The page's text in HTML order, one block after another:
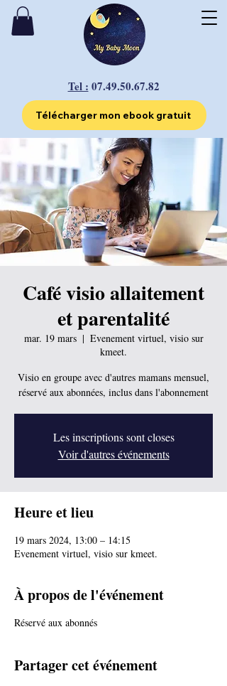
Tel : 07.49.50.67.82
Télécharger mon ebook gratuit
Café visio allaitement
et parentalité
mar. 19 mars
  |
Evenement virtuel, visio sur
kmeet.
Visio en groupe avec d'autres mamans mensuel,
réservé aux abonnées, inclus dans l'abonnement
Les inscriptions sont closes
Voir d'autres événements
Heure et lieu
19 mars 2024, 13:00 – 14:15
Evenement virtuel, visio sur kmeet.
À propos de l'événement
Réservé aux abonnés
Partager cet événement